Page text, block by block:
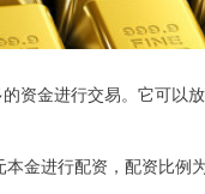
资金进行交易。它可以
金进行配资，配资比例